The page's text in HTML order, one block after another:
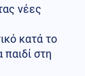
νέες
κατά το
στη